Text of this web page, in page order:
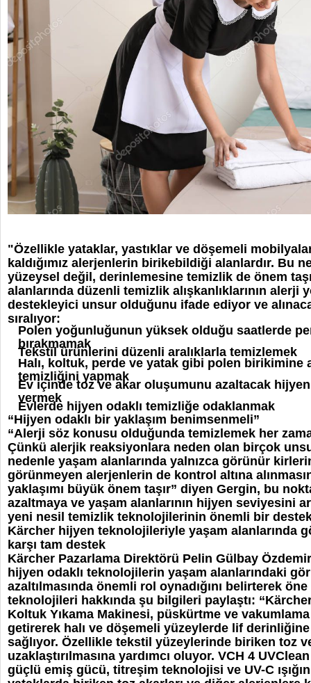
"Özellikle yataklar, yastıklar ve döşemeli
kaldığımız alerjenlerin birikebildiği alanlardır. Bu
yüzeysel değil, derinlemesine temizlik de önem
alanlarında düzenli temizlik alışkanlıklarının
destekleyici unsur olduğunu ifade ediyor ve
sıralıyor:
Polen yoğunluğunun yüksek olduğu saatlerde
bırakmamak
Tekstil ürünlerini düzenli aralıklarla temizlemek
Halı, koltuk, perde ve yatak gibi polen birikimine
temizliğini yapmak
Ev içinde toz ve akar oluşumunu azaltacak
vermek
Evlerde hijyen odaklı temizliğe odaklanmak
“Hijyen odaklı bir yaklaşım benimsenmeli”
“Alerji söz konusu olduğunda temizlemek her
Çünkü alerjik reaksiyonlara neden olan birçok
nedenle yaşam alanlarında yalnızca görünür
görünmeyen alerjenlerin de kontrol altına
yaklaşımı büyük önem taşır” diyen Gergin, bu
azaltmaya ve yaşam alanlarının hijyen seviyesini
yeni nesil temizlik teknolojilerinin önemli bir
Kärcher hijyen teknolojileriyle yaşam alanlarında
karşı tam destek
Kärcher Pazarlama Direktörü Pelin Gülbay
hijyen odaklı teknolojilerin yaşam alanlarındaki
azaltılmasında önemli rol oynadığını belirterek
teknolojileri hakkında şu bilgileri paylaştı:
Koltuk Yıkama Makinesi, püskürtme ve
getirerek halı ve döşemeli yüzeylerde lif
sağlıyor. Özellikle tekstil yüzeylerinde biriken toz
uzaklaştırılmasına yardımcı oluyor. VCH 4
güçlü emiş gücü, titreşim teknolojisi ve UV-C